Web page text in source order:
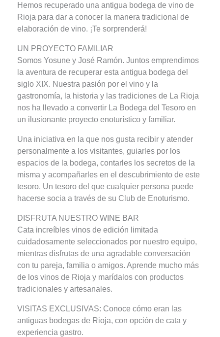
Hemos recuperado una antigua bodega de vino de
Rioja para dar a conocer la manera tradicional de
elaboración de vino. ¡Te sorprenderá!
UN PROYECTO FAMILIAR
Somos Yosune y José Ramón. Juntos emprendimos
la aventura de recuperar esta antigua bodega del
siglo XIX. Nuestra pasión por el vino y la
gastronomía, la historia y las tradiciones de La Rioja
nos ha llevado a convertir La Bodega del Tesoro en
un ilusionante proyecto enoturístico y familiar.
Una iniciativa en la que nos gusta recibir y atender
personalmente a los visitantes, guiarles por los
espacios de la bodega, contarles los secretos de la
misma y acompañarles en el descubrimiento de este
tesoro. Un tesoro del que cualquier persona puede
hacerse socia a través de su Club de Enoturismo.
DISFRUTA NUESTRO WINE BAR
Cata increíbles vinos de edición limitada
cuidadosamente seleccionados por nuestro equipo,
mientras disfrutas de una agradable conversación
con tu pareja, familia o amigos. Aprende mucho más
de los vinos de Rioja y marídalos con productos
tradicionales y artesanales.
VISITAS EXCLUSIVAS: Conoce cómo eran las
antiguas bodegas de Rioja, con opción de cata y
experiencia gastro.